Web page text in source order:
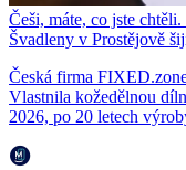
Češi, máte, co jste
Švadleny v Prostějově
Česká firma
Vlastnila kožedělnou
2026, po 20 letech